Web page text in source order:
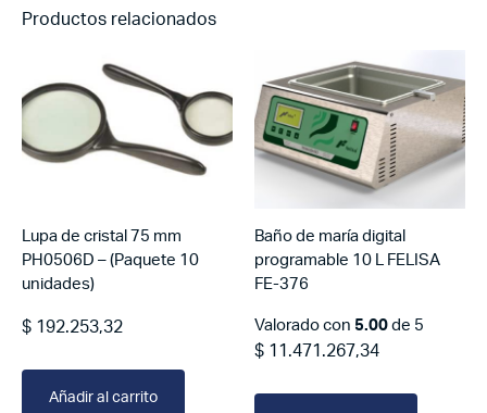
Productos relacionados
Lupa de cristal 75 mm
PH0506D – (Paquete 10
unidades)
$ 192.253,32
Añadir al carrito
Baño de maría digital
programable 10 L FELISA
FE-376
Valorado con 5.00 de 5
$ 11.471.267,34